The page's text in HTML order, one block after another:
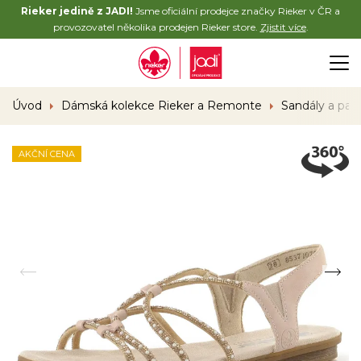
Rieker jedině z JADI! Jsme oficiální prodejce značky Rieker v ČR a
provozovatel několika prodejen Rieker store. Zjistit více.
Úvod Dámská kolekce Rieker a Remonte Sandály a
AKČNÍ CENA